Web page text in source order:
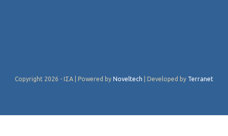
Copyright 2026 - ΙΣΑ | Powered by Noveltech | Developed by Terranet